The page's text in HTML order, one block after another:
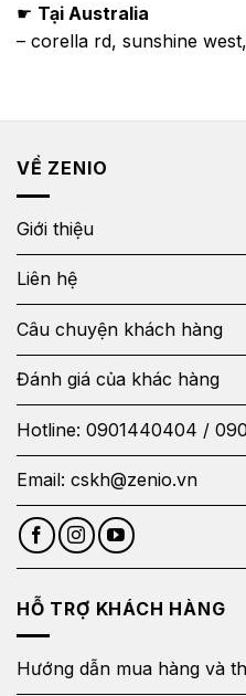
☛ Tại Australia
– corella rd, sunshine
VỀ ZENIO
Giới thiệu
Liên hệ
Câu chuyện khách hàng
Đánh giá của khác hàng
Hotline: 0901440404 /
Email: cskh@zenio.vn
HỖ TRỢ KHÁCH HÀNG
Hướng dẫn mua hàng và